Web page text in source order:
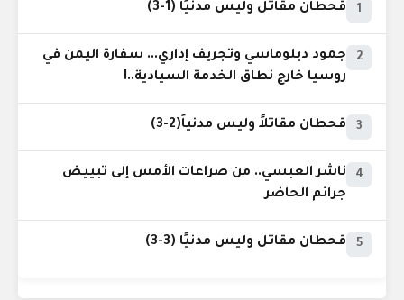
1 قحطان مقاتل وليس مدنيًا (1-3)
2
جمود دبلوماسي وتجريف إداري... سفارة اليمن في
روسيا خارج نطاق الخدمة السيادية..!
3 قحطان مقاتلاً وليس مدنياً(2-3)
4
ناشر العبسي.. من صراعات الأمس إلى تبييض
جرائم الحاضر
5 قحطان مقاتل وليس مدنيًا (3-3)